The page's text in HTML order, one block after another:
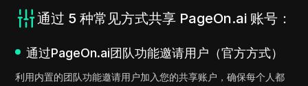
通过 5 种常见方式共享 PageOn.ai 账号：
通过PageOn.ai团队功能邀请用户（官方方式）
利用内置的团队功能邀请用户加入您的共享账户，确保每个人都